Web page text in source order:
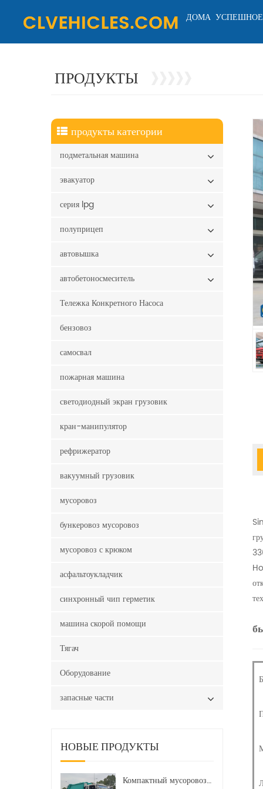
ДОМА
ПРОДУКТЫ
продукты категории
подметальная машина
эвакуатор
серия lpg
полуприцеп
автовышка
автобетоносмеситель
Тележка Конкретного Насоса
бензовоз
самосвал
пожарная машина
светодиодный экран грузовик
кран-манипулятор
рефрижератор
вакуумный грузовик
мусоровоз
бункеровоз мусоровоз
мусоровоз с крюком
асфальтоукладчик
синхронный чип герметик
машина скорой помощи
Тягач
Оборудование
запасные части
НОВЫЕ ПРОДУКТЫ
Компактный мусоровоз HOWO LHD 4x2 160 л.с. 12 куб. м